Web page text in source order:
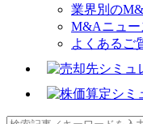
業界別の
M&Aニュー
よくあるご